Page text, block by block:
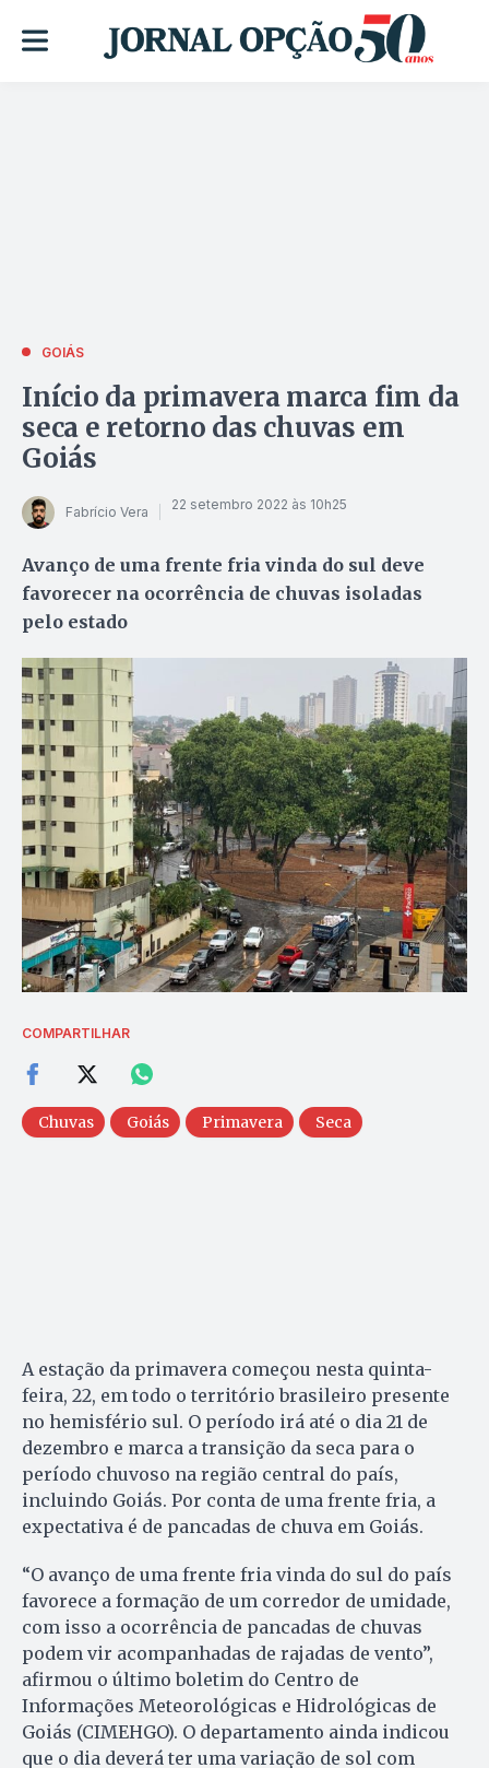
GOIÁS
Início da primavera marca fim da
seca e retorno das chuvas em
Goiás
Fabrício Vera 22 setembro 2022 às 10h25
Avanço de uma frente fria vinda do sul deve
favorecer na ocorrência de chuvas isoladas
pelo estado
COMPARTILHAR
Chuvas Goiás Primavera Seca
A estação da primavera começou nesta quinta-
feira, 22, em todo o território brasileiro presente
no hemisfério sul. O período irá até o dia 21 de
dezembro e marca a transição da seca para o
período chuvoso na região central do país,
incluindo Goiás. Por conta de uma frente fria, a
expectativa é de pancadas de chuva em Goiás.
“O avanço de uma frente fria vinda do sul do país
favorece a formação de um corredor de umidade,
com isso a ocorrência de pancadas de chuvas
podem vir acompanhadas de rajadas de vento”,
afirmou o último boletim do Centro de
Informações Meteorológicas e Hidrológicas de
Goiás (CIMEHGO). O departamento ainda indicou
que o dia deverá ter uma variação de sol com